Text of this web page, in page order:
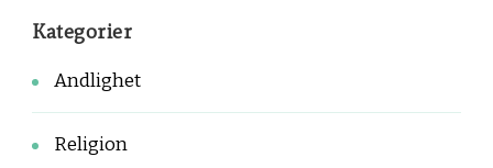
Kategorier
Andlighet
Religion